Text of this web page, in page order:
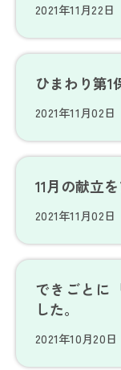
2021年11月22日
ひまわり第
2021年11月02日
11月の献立
2021年11月02日
できごとに
した。
2021年10月20日